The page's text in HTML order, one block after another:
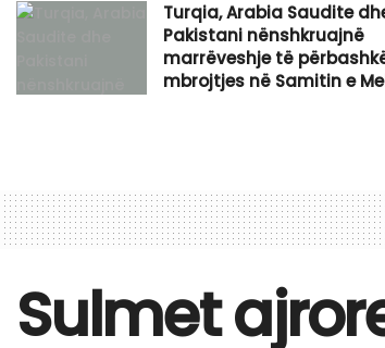
Turqia, Arabia Saudite
Pakistani nënshkruajnë
marrëveshje të
mbrojtjes në Samitin e
Sulmet